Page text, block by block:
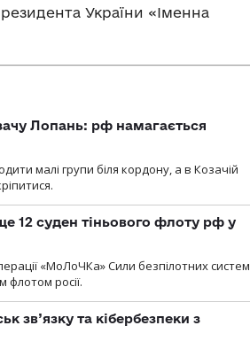
України «Іменна
Лопань: рф намагається
малі групи біля кордону, а в Козачій
12 суден тіньового флоту рф у
«МоЛоЧКа» Сили безпілотних систем
флотом росії.
зв’язку та кібербезпеки з